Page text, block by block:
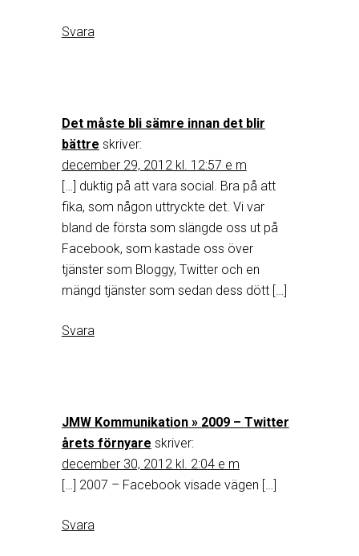
Svara
Det måste bli sämre innan det blir
bättre skriver:
december 29, 2012 kl. 12:57 e m
[…] duktig på att vara social. Bra på att
fika, som någon uttryckte det. Vi var
bland de första som slängde oss ut på
Facebook, som kastade oss över
tjänster som Bloggy, Twitter och en
mängd tjänster som sedan dess dött […]
Svara
JMW Kommunikation » 2009 – Twitter
årets förnyare skriver:
december 30, 2012 kl. 2:04 e m
[…] 2007 – Facebook visade vägen […]
Svara